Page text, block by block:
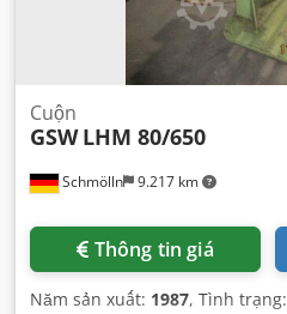
Schmölln 9.217 km
Cuộn
GSW LHM 80/650
Thông tin giá
Năm sản xuất: 1987, Tình trạng: